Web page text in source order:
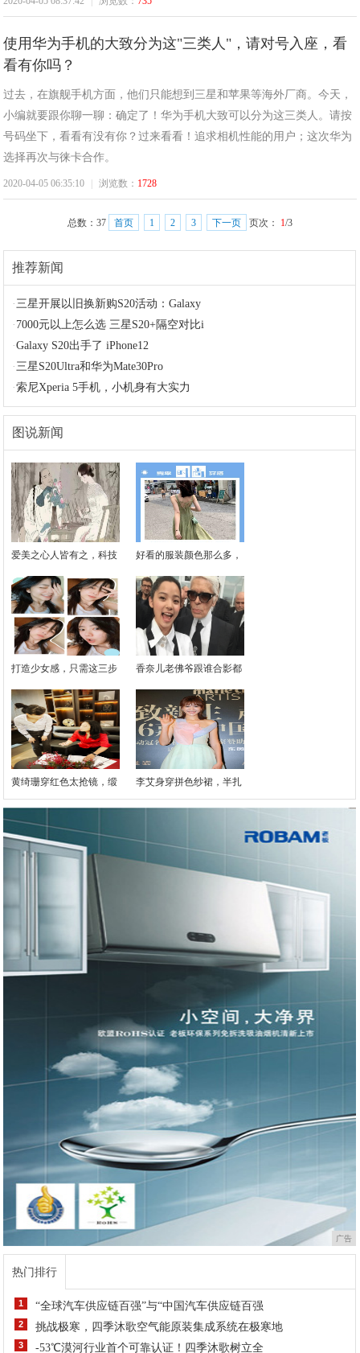
使用华为手机的大致分为这"三类人"，请对号入座，看
看有你吗？
过去，在旗舰手机方面，他们只能想到三星和苹果等海外厂商。今天，
小编就要跟你聊一聊：确定了！华为手机大致可以分为这三类人。请按
号码坐下，看看有没有你？过来看看！追求相机性能的用户；这次华为
选择再次与徕卡合作。
2020-04-05 06:35:10 浏览数： 1728
总数： 37 首页 1 2 3 下一页 页次： 1/3
推荐新闻
·三星开展以旧换新购S20活动：Galaxy
· 7000元以上怎么选 三星S20+隔空对比i
·Galaxy S20出手了 iPhone12
·三星S20Ultra和华为Mate30Pro
·索尼Xperia 5手机，小机身有大实力
图说新闻
爱美之心人皆有之，科技 好看的服装颜色那么多，
打造少女感，只需这三步 香奈儿老佛爷跟谁合影都
黄绮珊穿红色太抢镜，缎 李艾身穿拼色纱裙，半扎
广告
热门排行
1 “全球汽车供应链百强”与“中国汽车供应链百强
2 挑战极寒，四季沐歌空气能原装集成系统在极寒地
3 -53℃漠河行业首个可靠认证！四季沐歌树立全